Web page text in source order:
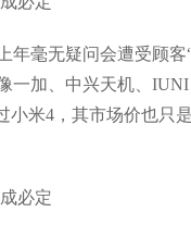
年毫无疑问会遭受顾
一加、中兴天机、
小米4，其市场价也只